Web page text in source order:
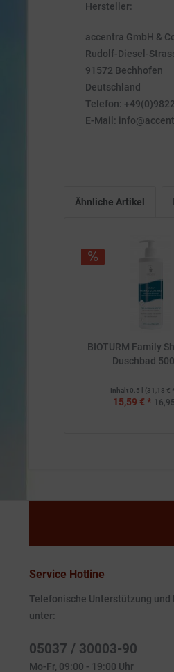
Hersteller:
accentra GmbH &
Rudolf-Diesel-
91572 Bechhofen
Deutschland
Telefon:
E-Mail:
Ähnliche Artikel
BIOTURM Family
Duschbad 500
Inhalt 0.5 l (31,18 €
15,59 € *
Service Hotline
Telefonische Unterstützung und
unter:
05037 / 30003-90
Mo-Fr, 09:00 - 19:00 Uhr